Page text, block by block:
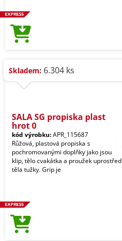
Skladem: 6.304 ks
SALA SG propiska plast
hrot 0
kód výrobku:APR_115687
Růžová, plastová propiska s
pochromovanými doplňky jako jsou
klip, tělo cvakátka a proužek uprostřed
těla tužky. Grip je